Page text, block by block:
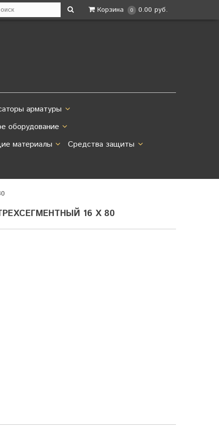
Корзина 0 0.00 руб.
арматуры
оборудование
материалы
Средства защиты
16 Х 80